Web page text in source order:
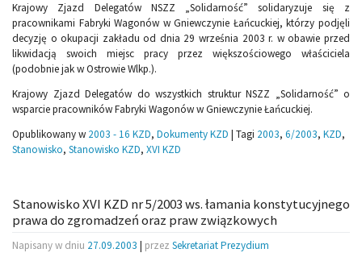
Krajowy Zjazd Delegatów NSZZ „Solidarność” solidaryzuje się z
pracownikami Fabryki Wagonów w Gniewczynie Łańcuckiej, którzy podjęli
decyzję o okupacji zakładu od dnia 29 września 2003 r. w obawie przed
likwidacją swoich miejsc pracy przez większościowego właściciela
(podobnie jak w Ostrowie Wlkp.).
Krajowy Zjazd Delegatów do wszystkich struktur NSZZ „Solidarność” o
wsparcie pracowników Fabryki Wagonów w Gniewczynie Łańcuckiej.
Opublikowany w 2003 - 16 KZD, Dokumenty KZD | Tagi 2003, 6/2003, KZD,
Stanowisko, Stanowisko KZD, XVI KZD
Stanowisko XVI KZD nr 5/2003 ws. łamania konstytucyjnego
prawa do zgromadzeń oraz praw związkowych
Napisany w dniu 27.09.2003 | przez Sekretariat Prezydium